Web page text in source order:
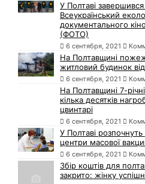
У Полтаві
Всеукраїнський
документального
(ФОТО)
6 сентября, 2021
На Полтавщині
житловий будинок
6 сентября, 2021
На Полтавщині 7-
кілька десятків
цвинтарі
6 сентября, 2021
У Полтаві
центри масової
6 сентября, 2021
Збір коштів для
закрито: жінку